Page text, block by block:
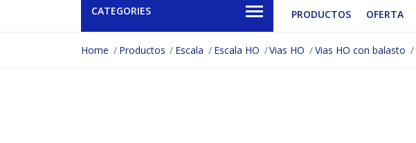
CATEGORIES PRODUCTOS OFERTA
Home Productos Escala Escala HO Vias HO Vias HO con balasto